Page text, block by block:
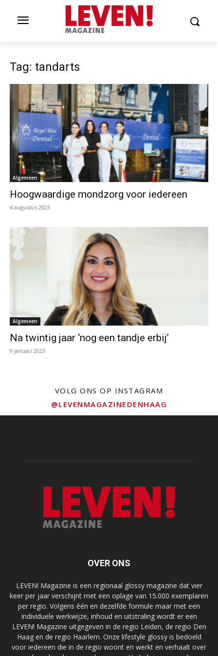
Tag: tandarts
Algemeen
Hoogwaardige mondzorg voor iedereen
4 augustus 2023
Algemeen
Na twintig jaar ‘nog een tandje erbij’
9 januari 2023
VOLG ONS OP INSTAGRAM
@LEVENMAGAZINEDENHAAG
OVER ONS
LEVEN! Magazine is een regionaal glossy magazine dat vier
keer per jaar verschijnt met een oplage van 15.000 exemplaren
per regio. Volgens één en dezelfde formule maar met een
individuele werkwijze, inhoud en uitstraling wordt er een
LEVEN! Magazine uitgegeven in de regio Leiden, de regio Den
Haag en de regio Haarlem. Onze lifestyle glossy is bedoeld
voor iedereen die in de regio woont en werkt en verhaalt over